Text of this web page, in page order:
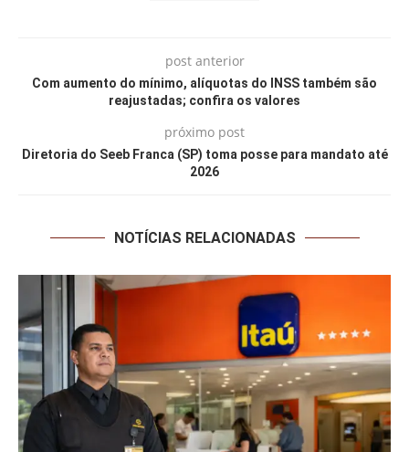
post anterior
Com aumento do mínimo, alíquotas do INSS também são
reajustadas; confira os valores
próximo post
Diretoria do Seeb Franca (SP) toma posse para mandato até
2026
NOTÍCIAS RELACIONADAS